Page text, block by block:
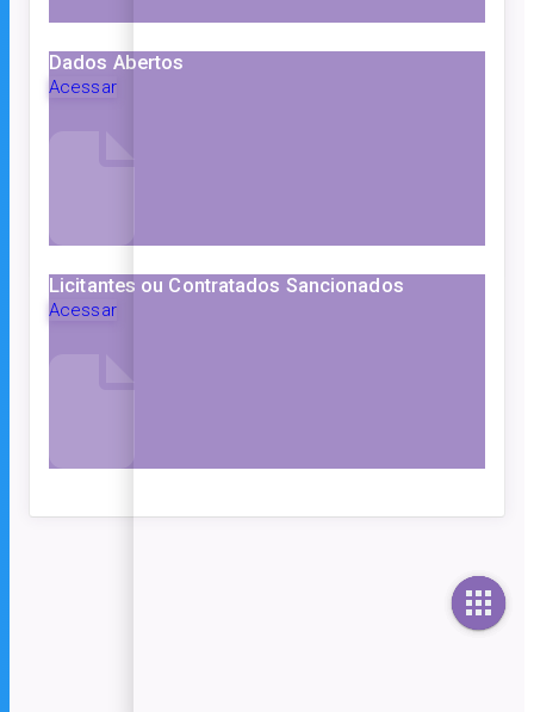
Dados Abertos
Acessar
Licitantes ou Contratados Sancionados
Acessar